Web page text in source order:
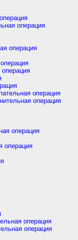
операция
операция
операция
операция
операция
операция
операция
операция
операция